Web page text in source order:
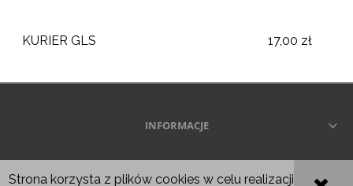
Strona korzysta z plików cookies w celu realizacji
KURIER GLS 17,00 zł
INFORMACJE